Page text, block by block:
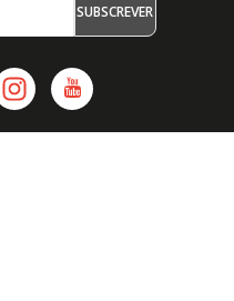
SUBSCREVER